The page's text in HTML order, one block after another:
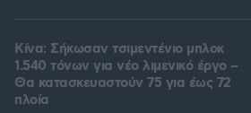
Κίνα: Σήκωσαν τσιμεντένιο μπλοκ
1.540 τόνων για νέο λιμενικό έργο –
Θα κατασκευαστούν 75 για έως 72
πλοία